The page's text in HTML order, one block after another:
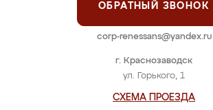
г. Краснозаводск
ул. Горького, 1
СХЕМА ПРОЕЗДА
ОБРАТНЫЙ ЗВОНОК
corp-renessans@yandex.ru